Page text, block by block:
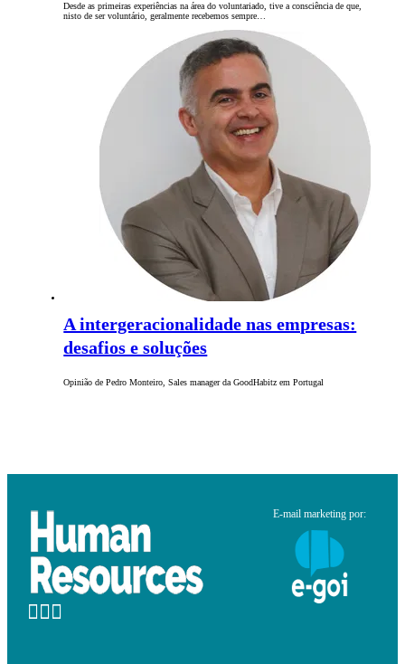
Desde as primeiras experiências na área do voluntariado, tive a consciência de que,
nisto de ser voluntário, geralmente recebemos sempre…
A intergeracionalidade nas empresas:
desafios e soluções
Opinião de Pedro Monteiro, Sales manager da GoodHabitz em Portugal
E-mail marketing por: